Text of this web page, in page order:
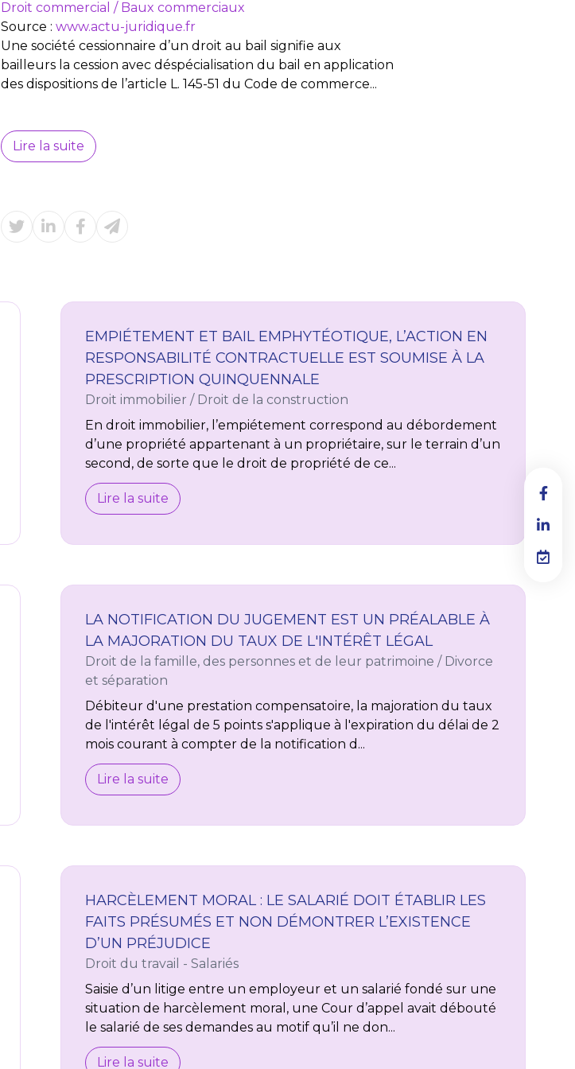
Droit commercial / Baux commerciaux
Source : www.actu-juridique.fr
Une société cessionnaire d’un droit au bail signifie aux
bailleurs la cession avec déspécialisation du bail en application
des dispositions de l’article L. 145-51 du Code de commerce...
Lire la suite
EMPIÉTEMENT ET BAIL EMPHYTÉOTIQUE, L’ACTION EN
RESPONSABILITÉ CONTRACTUELLE EST SOUMISE À LA
PRESCRIPTION QUINQUENNALE
Droit immobilier / Droit de la construction
En droit immobilier, l’empiétement correspond au débordement
d’une propriété appartenant à un propriétaire, sur le terrain d’un
second, de sorte que le droit de propriété de ce...
Lire la suite
LA NOTIFICATION DU JUGEMENT EST UN PRÉALABLE À
LA MAJORATION DU TAUX DE L'INTÉRÊT LÉGAL
Droit de la famille, des personnes et de leur patrimoine / Divorce
et séparation
Débiteur d'une prestation compensatoire, la majoration du taux
de l'intérêt légal de 5 points s'applique à l'expiration du délai de 2
mois courant à compter de la notification d...
Lire la suite
HARCÈLEMENT MORAL : LE SALARIÉ DOIT ÉTABLIR LES
FAITS PRÉSUMÉS ET NON DÉMONTRER L’EXISTENCE
D’UN PRÉJUDICE
Droit du travail - Salariés
Saisie d’un litige entre un employeur et un salarié fondé sur une
situation de harcèlement moral, une Cour d’appel avait débouté
le salarié de ses demandes au motif qu’il ne don...
Lire la suite